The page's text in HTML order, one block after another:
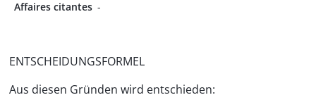
Affaires citantes -
ENTSCHEIDUNGSFORMEL
Aus diesen Gründen wird entschieden: